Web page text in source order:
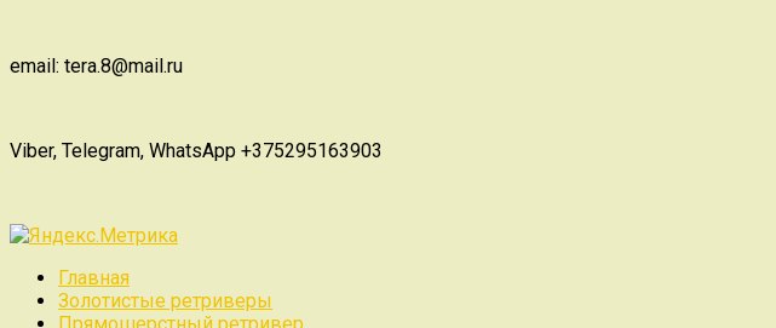
email: tera.8@mail.ru
Viber, Telegram, WhatsApp +375295163903
Главная
Золотистые ретриверы
Прямошерстный ретривер